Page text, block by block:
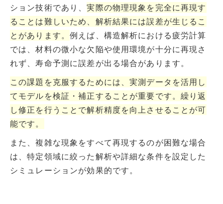
ション技術であり、実際の物理現象を完全に再現す
ることは難しいため、解析結果には誤差が生じるこ
とがあります。例えば、構造解析における疲労計算
では、材料の微小な欠陥や使用環境が十分に再現さ
れず、寿命予測に誤差が出る場合があります。
この課題を克服するためには、実測データを活用し
てモデルを検証・補正することが重要です。繰り返
し修正を行うことで解析精度を向上させることが可
能です。
また、複雑な現象をすべて再現するのが困難な場合
は、特定領域に絞った解析や詳細な条件を設定した
シミュレーションが効果的です。